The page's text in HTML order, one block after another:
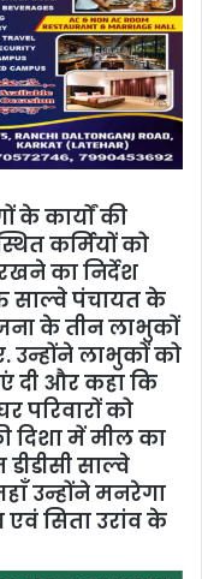
के कार्यों की
कर्मियों को
का निर्देश
साल्वे पंचायत के
के तीन लाभुकों
उन्होंने लाभुकों को
दी और कहा कि
परिवारों को
दिशा में मील का
साल्वे
उन्होंने मनरेगा
एवं सिता उरांव के